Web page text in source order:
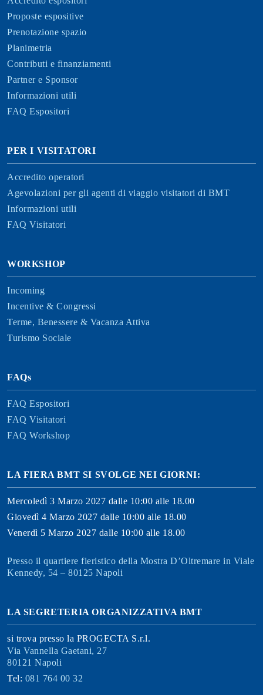
Proposte espositive
Prenotazione spazio
Planimetria
Contributi e finanziamenti
Partner e Sponsor
Informazioni utili
FAQ Espositori
PER I VISITATORI
Accredito operatori
Agevolazioni per gli agenti di viaggio visitatori di BMT
Informazioni utili
FAQ Visitatori
WORKSHOP
Incoming
Incentive & Congressi
Terme, Benessere & Vacanza Attiva
Turismo Sociale
FAQs
FAQ Espositori
FAQ Visitatori
FAQ Workshop
LA FIERA BMT SI SVOLGE NEI GIORNI:
Mercoledì 3 Marzo 2027 dalle 10:00 alle 18.00
Giovedì 4 Marzo 2027 dalle 10:00 alle 18.00
Venerdì 5 Marzo 2027 dalle 10:00 alle 18.00
Presso il quartiere fieristico della Mostra D’Oltremare in Viale
Kennedy, 54 – 80125 Napoli
LA SEGRETERIA ORGANIZZATIVA BMT
si trova presso la PROGECTA S.r.l.
Via Vannella Gaetani, 27
80121 Napoli
Tel: 081 764 00 32